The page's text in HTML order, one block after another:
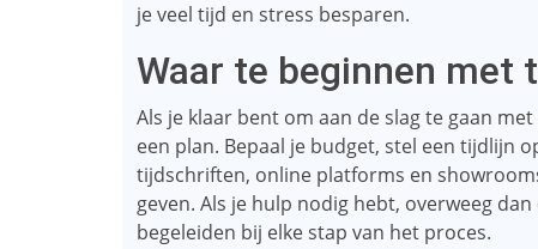
je veel tijd en stress besparen.
Waar te beginnen met
Als je klaar bent om aan de slag te gaan
een plan. Bepaal je budget, stel een tijdlijn
tijdschriften, online platforms en
geven. Als je hulp nodig hebt, overweeg
begeleiden bij elke stap van het proces.